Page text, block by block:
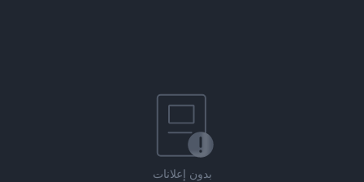
بدون إعلانات